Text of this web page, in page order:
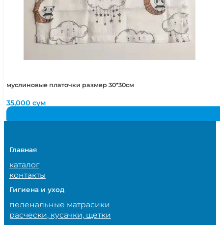
муслиновые платочки размер 30*30см
35,000сум
Главная
каталог
контакты
Гигиена и уход
пеленальные матрасики
расчески, кусачки, щетки